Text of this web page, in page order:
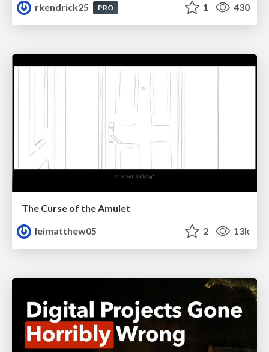
rkendrick25
PRO 1 430
The Curse of the Amulet
leimatthew05
2 13k